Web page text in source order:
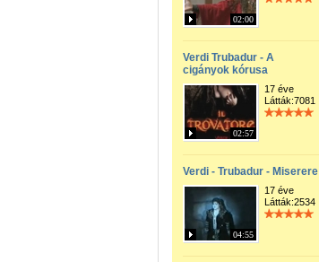
02:00
Verdi Trubadur - A
cigányok kórusa
02:57
17 éve
Látták:7081
Verdi - Trubadur - Miserere
04:55
17 éve
Látták:2534